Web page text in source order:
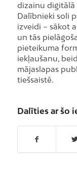
dizainu digitālā
Dalībnieki soli
izveidi – sākot
un tās
pieteikuma
iekļaušanu,
mājaslapas
tiešsaistē.
Dalīties ar šo